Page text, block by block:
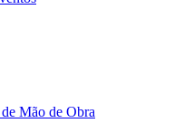
Mão de Obra